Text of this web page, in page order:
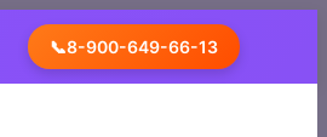
📞8-900-649-66-13